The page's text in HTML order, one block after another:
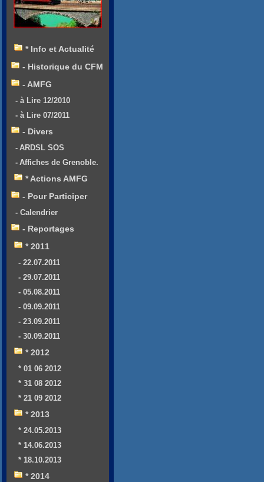
* Info et Actualité
- Historique du CFM
- AMFG
- à Lire 12/2010
- à Lire 07/2011
- Divers
- ARDSL SOS
- Affiches de Grenoble.
* Actions AMFG
- Pour Participer
- Calendrier
- Reportages
* 2011
- 22.07.2011
- 29.07.2011
- 05.08.2011
- 09.09.2011
- 23.09.2011
- 30.09.2011
* 2012
* 01 06 2012
* 31 08 2012
* 21 09 2012
* 2013
* 24.05.2013
* 14.06.2013
* 18.10.2013
* 2014